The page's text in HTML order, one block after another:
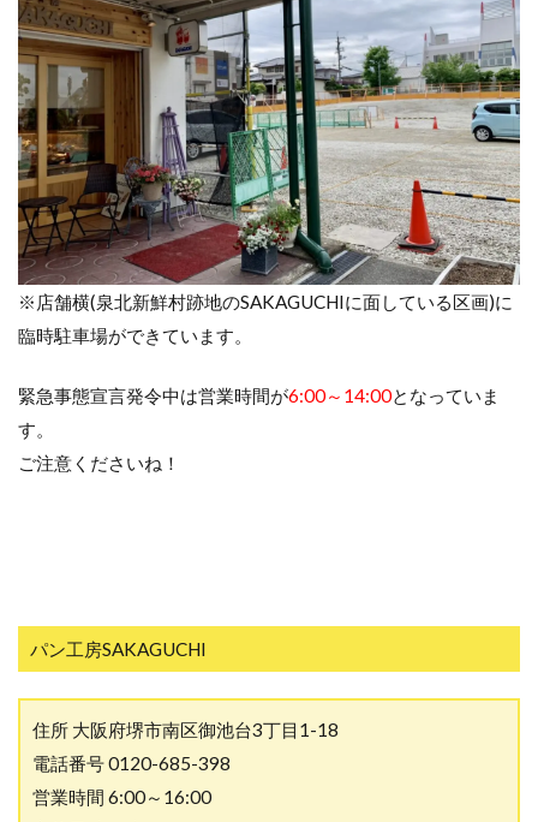
※店舗横(泉北新鮮村跡地のSAKAGUCHIに面している区画)に
臨時駐車場ができています。
緊急事態宣言発令中は営業時間が6:00～14:00となっていま
す。
ご注意くださいね！
パン工房SAKAGUCHI
住所 大阪府堺市南区御池台3丁目1-18
電話番号 0120-685-398
営業時間 6:00～16:00